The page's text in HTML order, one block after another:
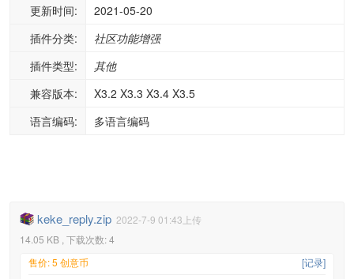
更新时间:
2021-05-20
插件分类:
社区功能增强
插件类型:
其他
兼容版本:
X3.2 X3.3 X3.4 X3.5
语言编码:
多语言编码
keke_reply.zip 2022-7-9 01:43上传
14.05 KB , 下载次数: 4
[记录]
售价: 5 创意币